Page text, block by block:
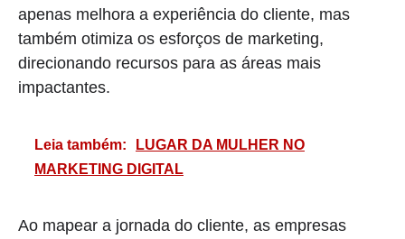
apenas melhora a experiência do cliente, mas
também otimiza os esforços de marketing,
direcionando recursos para as áreas mais
impactantes.
Leia também:
LUGAR DA MULHER NO
MARKETING DIGITAL
Ao mapear a jornada do cliente, as empresas